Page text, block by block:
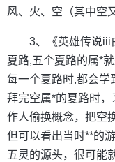
风、火、空（其中空
3、《英雄传说iii
夏路,五个夏路的属*
每一个夏路时,都会学
拜完空属*的夏路时，
作人偷换概念，把空
但可以看出当时**的
五灵的源头，很可能